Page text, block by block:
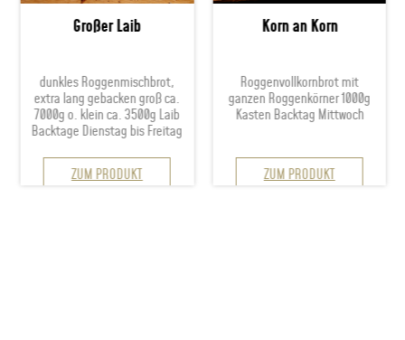
Großer Laib
dunkles Roggenmischbrot,
extra lang gebacken groß ca.
7000g o. klein ca. 3500g Laib
Backtage Dienstag bis Freitag
ZUM PRODUKT
Korn an Korn
Roggenvollkornbrot mit
ganzen Roggenkörner 1000g
Kasten Backtag Mittwoch
ZUM PRODUKT